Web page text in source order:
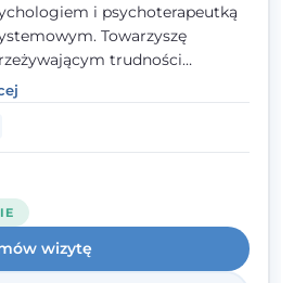
i psychoterapeutką
Towarzyszę
trudności
relacyjne albo znajdującym
Liczy się dla mnie
oparta na zaufaniu relacja
w której każdy poczuje się
i potraktowany z szacunkiem.
wizytę